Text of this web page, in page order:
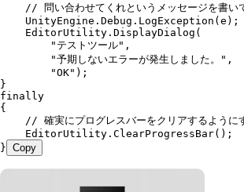
// 問い合わせてくれというメッセージを書い
    UnityEngine
. Debug . LogException (e);
    EditorUtility
. DisplayDialog (
        "
テストツール" ,
        "
予期しないエラーが発生しました。 " ,
        "
OK" );
}
finally
{
// 確実にプログレスバーをクリアするように
    EditorUtility
. ClearProgressBar();
} Copy